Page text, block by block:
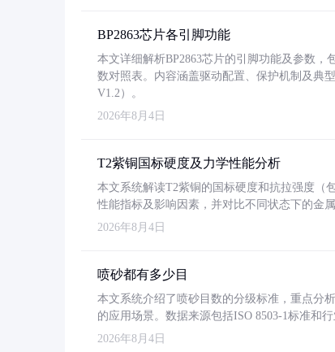
BP2863芯片各引脚功能
本文详细解析BP2863芯片的引脚功能及参数
数对照表。内容涵盖驱动配置、保护机制及典
V1.2）。
2026年8月4日
T2紫铜国标硬度及力学性能分析
本文系统解读T2紫铜的国标硬度和抗拉强度（
性能指标及影响因素，并对比不同状态下的金
2026年8月4日
喷砂都有多少目
本文系统介绍了喷砂目数的分级标准，重点分
的应用场景。数据来源包括ISO 8503-1标准和
2026年8月4日